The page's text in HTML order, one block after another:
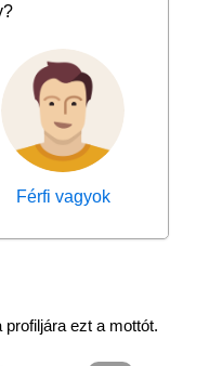
Férfi vagyok
ezt a mottót.